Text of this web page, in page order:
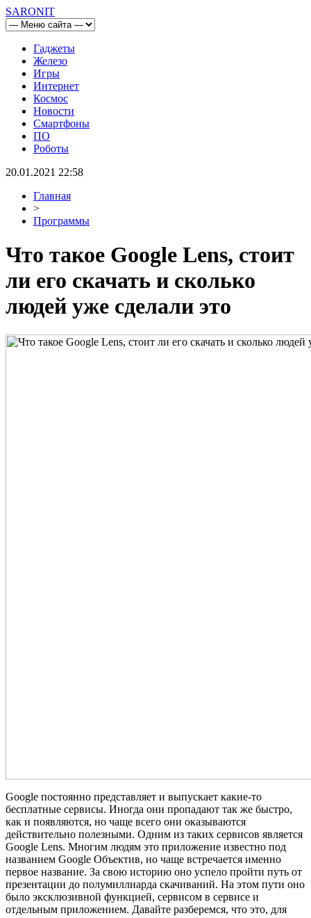
SARONIT
Гаджеты
Железо
Игры
Интернет
Космос
Новости
Смартфоны
ПО
Роботы
20.01.2021 22:58
Главная
>
Программы
Что такое Google Lens, стоит
ли его скачать и сколько
людей уже сделали это
Google постоянно представляет и выпускает какие-то
бесплатные сервисы. Иногда они пропадают так же быстро,
как и появляются, но чаще всего они оказываются
действительно полезными. Одним из таких сервисов является
Google Lens. Многим людям это приложение известно под
названием Google Объектив, но чаще встречается именно
первое название. За свою историю оно успело пройти путь от
презентации до полумиллиарда скачиваний. На этом пути оно
было эксклюзивной функцией, сервисом в сервисе и
отдельным приложением. Давайте разберемся, что это, для